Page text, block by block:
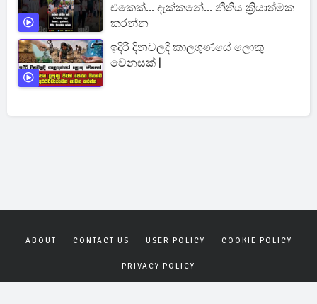
එකෙක්... දැක්කනේ... නීතිය ක්‍රියාත්මක
කරන්න
ඉදිරි දිනවලදී කාලගුණයේ ලොකු
වෙනසක් |
ABOUT CONTACT US USER POLICY COOKIE POLICY
PRIVACY POLICY